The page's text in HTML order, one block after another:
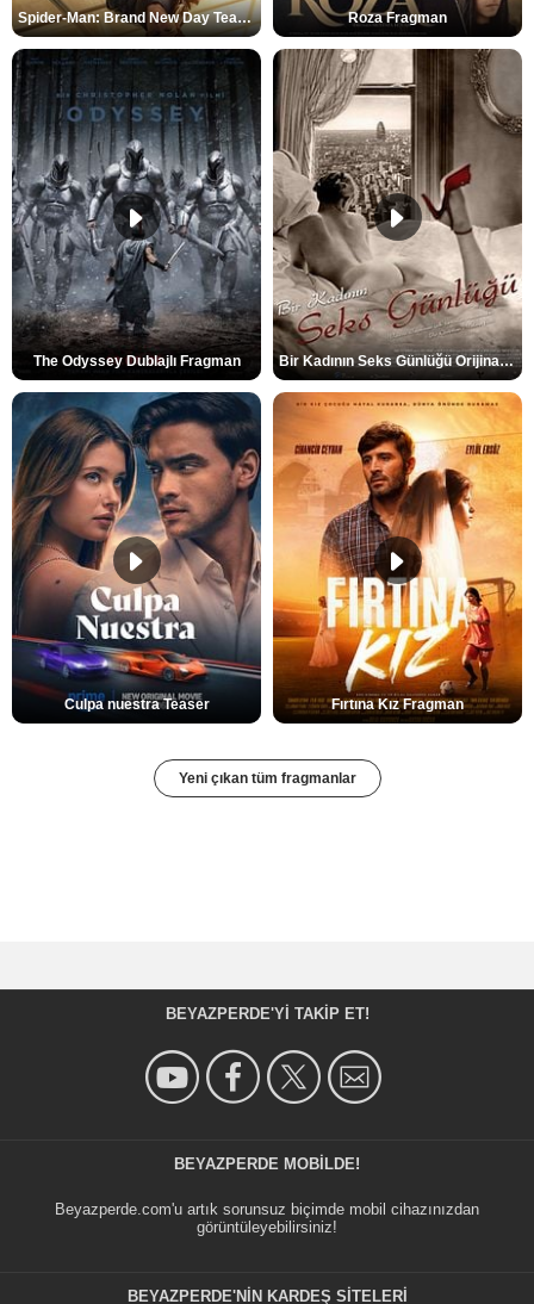
Spider-Man: Brand New Day Teaser Roza Fragman
The Odyssey Dublajlı Fragman Bir Kadının Seks Günlüğü Orijinal Fragman
Culpa nuestra Teaser Fırtına Kız Fragman
Yeni çıkan tüm fragmanlar
BEYAZPERDE'YI TAKIP ET!
BEYAZPERDE MOBILDE!
Beyazperde.com'u artık sorunsuz biçimde mobil cihazınızdan
görüntüleyebilirsiniz!
BEYAZPERDE'NIN KARDEŞ SİTELERİ